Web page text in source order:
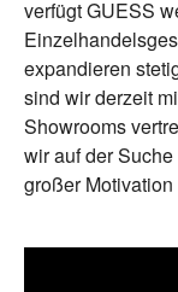
verfügt GUESS
expandieren
sind wir derzeit
Showrooms
wir auf der
großer